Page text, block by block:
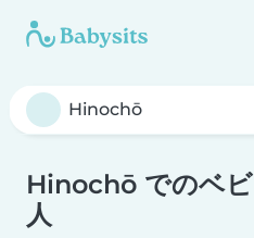
Hinochō でのベ
人